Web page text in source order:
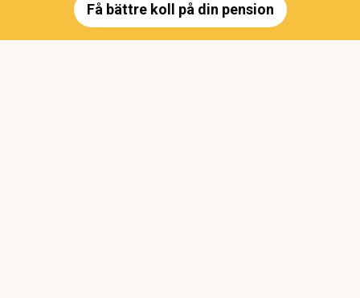
Få bättre koll på din pension